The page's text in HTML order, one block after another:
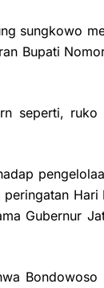
sungkowo
Bupati
seperti,
Hari
Gubernur